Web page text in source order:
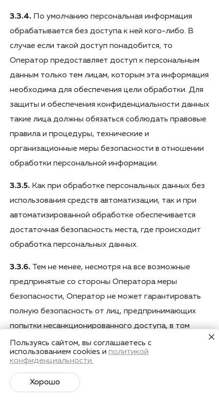
3.3.4. По умолчанию персональная информация
обрабатывается без доступа к ней кого-либо. В
случае если такой доступ понадобится, то
Оператор предоставляет доступ к персональным
данным только тем лицам, которым эта информация
необходима для обеспечения цели обработки. Для
защиты и обеспечения конфиденциальности данных
такие лица должны обязаться соблюдать правовые
правила и процедуры, технические и
организационные меры безопасности в отношении
обработки персональной информации.
3.3.5. Как при обработке персональных данных без
использования средств автоматизации, так и при
автоматизированной обработке обеспечивается
достаточная безопасность места, где происходит
обработка персональных данных.
3.3.6. Тем не менее, несмотря на все возможные
предпринятые со стороны Оператора меры
безопасности, Оператор не может гарантировать
полную безопасность от лиц, предпринимающих
попытки несанкционированного доступа, в том
числе путем перехвата данных по сети Интернет.
3.3.7.В случае, если кто-то попытается
перехватить персональные данные, мы сообщим об
инциденте в Уполномоченный орган по защите прав
Пользуясь сайтом, вы соглашаетесь с
использованием cookies и политикой
конфиденциальности.
Хорошо